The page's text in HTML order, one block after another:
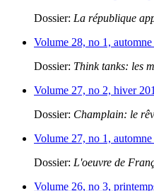
Dossier: La république
Volume 28, no 1,
Dossier: Think tanks: les
Volume 27, no 2, hiver
Dossier: Champlain: le
Volume 27, no 1,
Dossier: L'oeuvre de
Volume 26, no 3,